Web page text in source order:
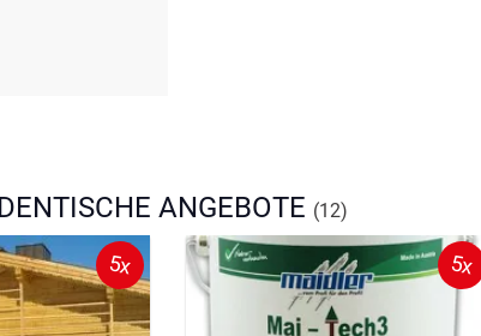
ANGEBOTE (12)
5x 5x